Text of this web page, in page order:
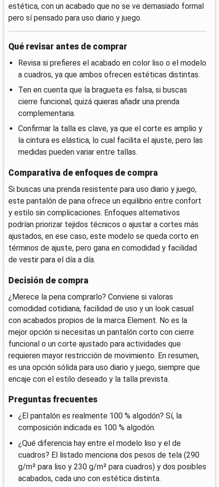
estética, con un acabado que no se ve demasiado formal
pero sí pensado para uso diario y juego.
Qué revisar antes de comprar
Revisa si prefieres el acabado en color liso o el modelo
a cuadros, ya que ambos ofrecen estéticas distintas.
Ten en cuenta que la bragueta es falsa, si buscas
cierre funcional, quizá quieras añadir una prenda
complementaria.
Confirmar la talla es clave, ya que el corte es amplio y
la cintura es elástica, lo cual facilita el ajuste, pero las
medidas pueden variar entre tallas.
Comparativa de enfoques de compra
Si buscas una prenda resistente para uso diario y juego,
este pantalón de pana ofrece un equilibrio entre confort
y estilo sin complicaciones. Enfoques alternativos
podrían priorizar tejidos técnicos o ajustar a cortes más
ajustados, en ese caso, este modelo se queda corto en
términos de ajuste, pero gana en comodidad y facilidad
de vestir para el día a día.
Decisión de compra
¿Merece la pena comprarlo? Conviene si valoras
comodidad cotidiana, facilidad de uso y un look casual
con acabados propios de la marca Element. No es la
mejor opción si necesitas un pantalón corto con cierre
funcional o un corte ajustado para actividades que
requieren mayor restricción de movimiento. En resumen,
es una opción sólida para uso diario y juego, siempre que
encaje con el estilo deseado y la talla prevista.
Preguntas frecuentes
¿El pantalón es realmente 100 % algodón? Sí, la
composición indicada es 100 % algodón.
¿Qué diferencia hay entre el modelo liso y el de
cuadros? El listado menciona dos pesos de tela (290
g/m² para liso y 230 g/m² para cuadros) y dos posibles
acabados, cada uno con estética distinta.